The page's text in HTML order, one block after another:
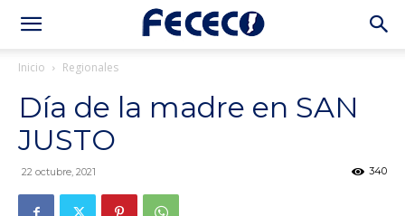
Inicio Regionales
Día de la madre en SAN
JUSTO
22 octubre, 2021 340